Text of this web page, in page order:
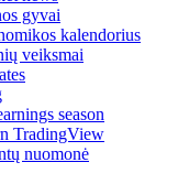
gyvai
kalendorius
veiksmai
season
TradingView
nuomonė